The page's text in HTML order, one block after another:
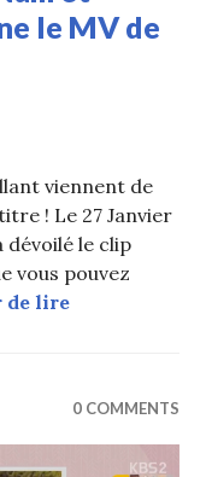
le MV de
viennent de
! Le 27 Janvier
dévoilé le clip
vous pouvez
de lireTablo (Epik
0 COMMENTS